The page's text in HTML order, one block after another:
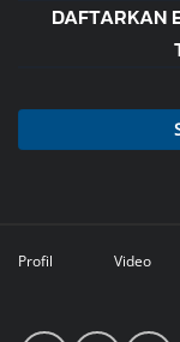
DAFTARKAN
Profil Video